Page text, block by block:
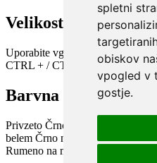
spletni
obiskov
vpogled v
gostje.
Velikost pisave
Uporabite vgrajeno funkcijo
CTRL + / CTRL -
Barvna shema
Privzeto Črno na belem Belo na
belem Črno na zelenem
Rumeno na modrem
Turkizno na